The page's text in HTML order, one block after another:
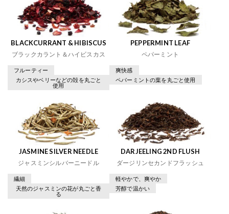
BLACKCURRANT & HIBISCUS
ブラックカラント＆ハイビスカス
フルーティー
カシスやベリーなどの殻を丸ごと
使用
PEPPERMINT LEAF
ペパーミント
爽快感
ペパーミントの葉を丸ごと使用
JASMINE SILVER NEEDLE
ジャスミンシルバーニードル
繊細
天然のジャスミンの花が丸ごと香
る
DARJEELING 2ND FLUSH
ダージリンセカンドフラッシュ
軽やかで、爽やか
芳醇で温かい